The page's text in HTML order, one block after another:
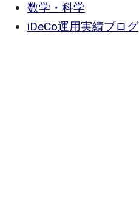
数学・科学
iDeCo運用実績ブログ